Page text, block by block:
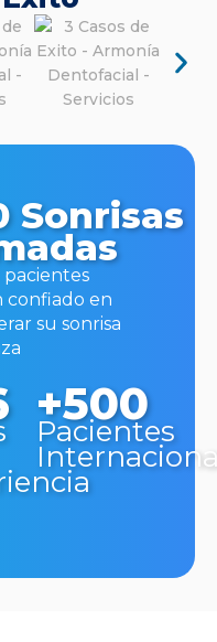
Sonrisas
pacientes
confiado en
su sonrisa
+500
Pacientes